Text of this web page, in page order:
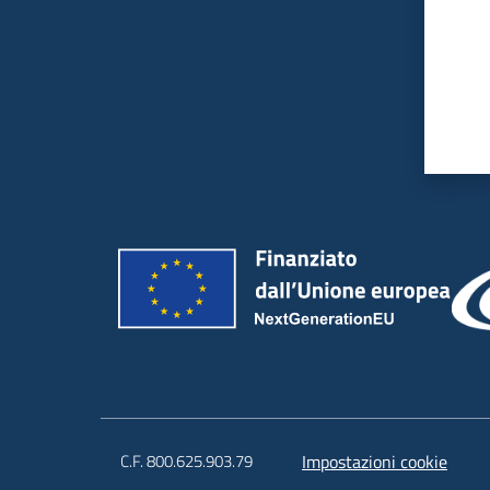
C.F. 800.625.903.79 Impostazioni cookie